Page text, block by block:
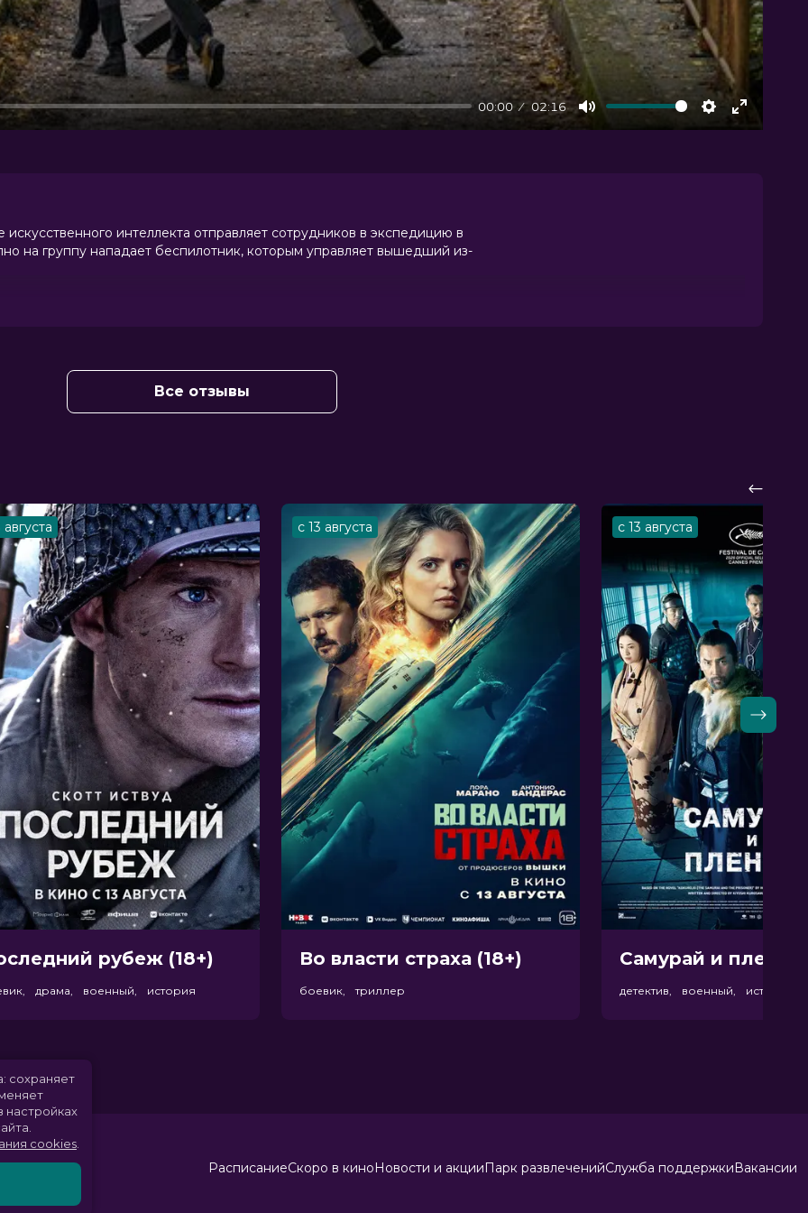
00:00 02:16
Mute Settings
Enter
интеллекта отправляет сотрудников в экспедицию в
на группу нападает беспилотник, которым управляет вышедший из-
Бардем, Аличе Пагани, Ядран
Анна Раст, Милош Цветкович, Edi
Все отзывы
августа
рубеж (18+)
драма, военный, история
с 13 августа
Во власти страха (18+)
боевик, триллер
с 13 августа
Самурай и
детектив, военный, история
РасписаниеСкоро в киноНовости и акцииПарк развлеченийСлужба поддержкиВакансии
сохраняет
настройках
cookies